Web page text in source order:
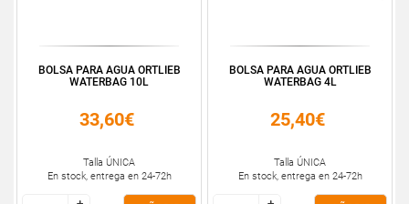
BOLSA PARA AGUA ORTLIEB
WATERBAG 10L
33,60€
Talla ÚNICA
En stock, entrega en 24-72h
BOLSA PARA AGUA ORTLIEB
WATERBAG 4L
25,40€
Talla ÚNICA
En stock, entrega en 24-72h